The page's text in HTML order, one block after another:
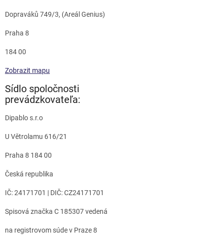
Dopraváků 749/3, (Areál Genius)
Praha 8
184 00
Zobrazit mapu
Sídlo spoločnosti
prevádzkovateľa:
Dipablo s.r.o
U Větrolamu 616/21
Praha 8 184 00
Česká republika
IČ: 24171701 | DIČ: CZ24171701
Spisová značka C 185307 vedená
na registrovom súde v Praze 8